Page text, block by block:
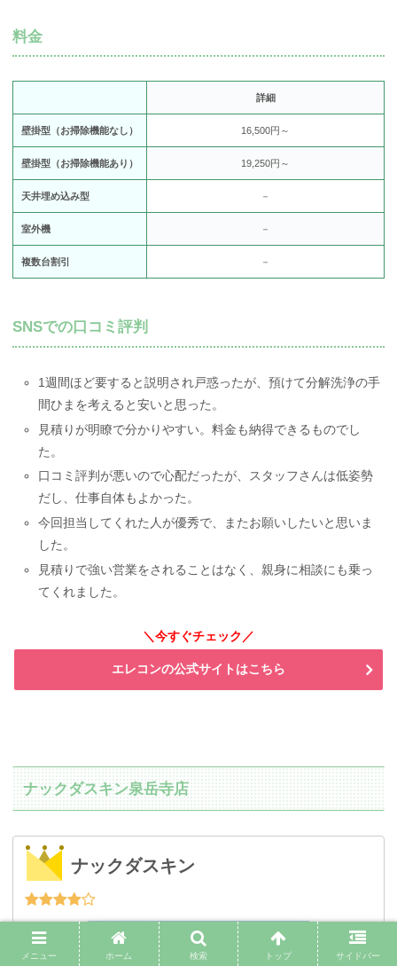
料金
詳細
壁掛型（お掃除機能なし） 16,500円～
壁掛型（お掃除機能あり） 19,250円～
天井埋め込み型 －
室外機 －
複数台割引 －
SNSでの口コミ評判
1週間ほど要すると説明され戸惑ったが、預けて分解洗浄の手
間ひまを考えると安いと思った。
見積りが明瞭で分かりやすい。料金も納得できるものでし
た。
口コミ評判が悪いので心配だったが、スタッフさんは低姿勢
だし、仕事自体もよかった。
今回担当してくれた人が優秀で、またお願いしたいと思いま
した。
見積りで強い営業をされることはなく、親身に相談にも乗っ
てくれました。
＼今すぐチェック／
エレコンの公式サイトはこちら
ナックダスキン泉岳寺店
ナックダスキン
メニュー ホーム 検索 トップ サイドバー